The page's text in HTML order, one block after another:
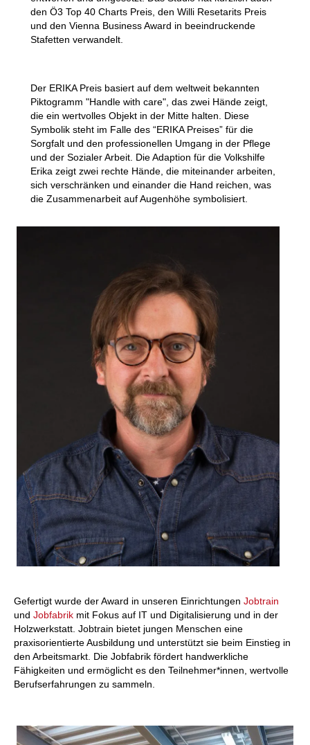
den Ö3 Top 40 Charts Preis, den Willi Resetarits Preis
und den Vienna Business Award in beeindruckende
Stafetten verwandelt.
Der ERIKA Preis basiert auf dem weltweit bekannten
Piktogramm "Handle with care", das zwei Hände zeigt,
die ein wertvolles Objekt in der Mitte halten. Diese
Symbolik steht im Falle des “ERIKA Preises” für die
Sorgfalt und den professionellen Umgang in der Pflege
und der Sozialer Arbeit. Die Adaption für die Volkshilfe
Erika zeigt zwei rechte Hände, die miteinander arbeiten,
sich verschränken und einander die Hand reichen, was
die Zusammenarbeit auf Augenhöhe symbolisiert.
Gefertigt wurde der Award in unseren Einrichtungen Jobtrain
und Jobfabrik mit Fokus auf IT und Digitalisierung und in der
Holzwerkstatt Jobtrain bietet jungen Menschen eine
praxisorientierte Ausbildung und unterstützt sie beim Einstieg in
den Arbeitsmarkt. Die Jobfabrik fördert handwerkliche
Fähigkeiten und ermöglicht es den Teilnehmer*innen, wertvolle
Berufserfahrungen zu sammeln.